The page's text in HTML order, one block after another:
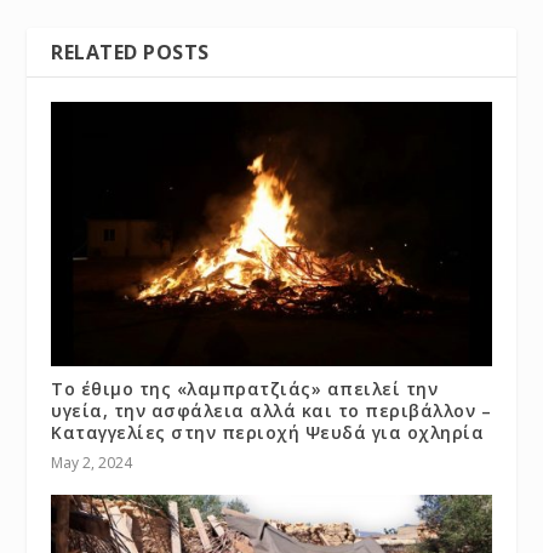
RELATED POSTS
Το έθιμο της «λαμπρατζιάς» απειλεί την
υγεία, την ασφάλεια αλλά και το περιβάλλον –
Καταγγελίες στην περιοχή Ψευδά για οχληρία
May 2, 2024